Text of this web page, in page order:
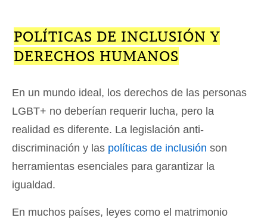
POLÍTICAS DE INCLUSIÓN Y
DERECHOS HUMANOS
En un mundo ideal, los derechos de las personas
LGBT+ no deberían requerir lucha, pero la
realidad es diferente. La legislación anti-
discriminación y las políticas de inclusión son
herramientas esenciales para garantizar la
igualdad.
En muchos países, leyes como el matrimonio